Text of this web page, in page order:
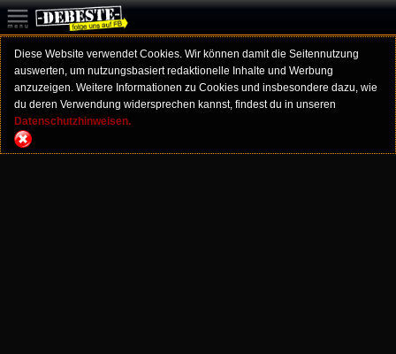
Diese Website verwendet Cookies. Wir können damit die Seitennutzung
auswerten, um nutzungsbasiert redaktionelle Inhalte und Werbung
anzuzeigen. Weitere Informationen zu Cookies und insbesondere dazu, wie
du deren Verwendung widersprechen kannst, findest du in unseren
Datenschutzhinweisen.